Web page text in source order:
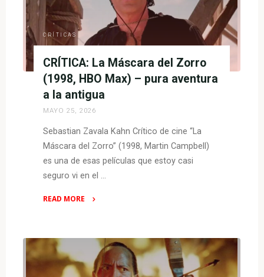
MATAR
(HBO
Max)
y
LA
IDEA
DE
Video)"
CRÍTICAS
CRÍTICA: La Máscara del Zorro
(1998, HBO Max) – pura aventura
a la antigua
MAYO 25, 2026
Sebastian Zavala Kahn Crítico de cine “La
Máscara del Zorro” (1998, Martin Campbell)
es una de esas películas que estoy casi
seguro vi en el …
READ MORE
Máscara
del
Zorro